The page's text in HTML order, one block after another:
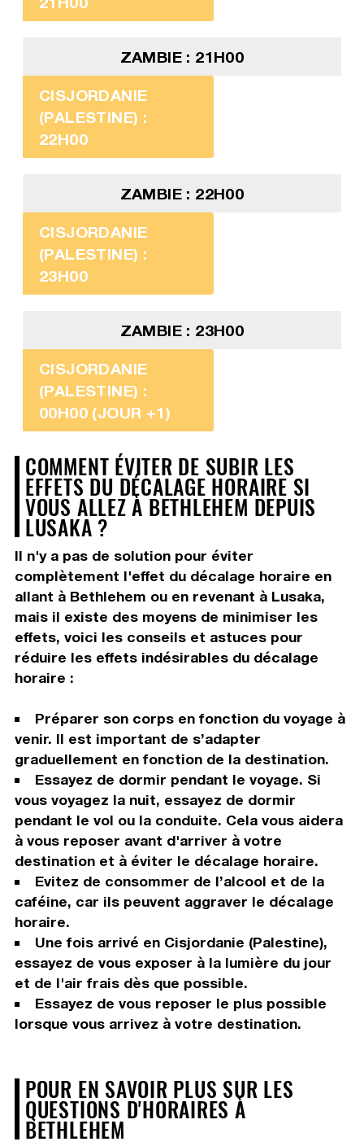
ZAMBIE : 21H00
CISJORDANIE
(PALESTINE) :
22H00
ZAMBIE : 22H00
CISJORDANIE
(PALESTINE) :
23H00
ZAMBIE : 23H00
CISJORDANIE
(PALESTINE) :
00H00 (JOUR +1)
COMMENT ÉVITER DE SUBIR LES
EFFETS DU DÉCALAGE HORAIRE SI
VOUS ALLEZ À BETHLEHEM DEPUIS
LUSAKA ?
Il n'y a pas de solution pour éviter
complètement l'effet du décalage horaire en
allant à Bethlehem ou en revenant à Lusaka,
mais il existe des moyens de minimiser les
effets, voici les conseils et astuces pour
réduire les effets indésirables du décalage
horaire :
Préparer son corps en fonction du voyage à
venir. Il est important de s’adapter
graduellement en fonction de la destination.
Essayez de dormir pendant le voyage. Si
vous voyagez la nuit, essayez de dormir
pendant le vol ou la conduite. Cela vous aidera
à vous reposer avant d'arriver à votre
destination et à éviter le décalage horaire.
Evitez de consommer de l’alcool et de la
caféine, car ils peuvent aggraver le décalage
horaire.
Une fois arrivé en Cisjordanie (Palestine),
essayez de vous exposer à la lumière du jour
et de l'air frais dès que possible.
Essayez de vous reposer le plus possible
lorsque vous arrivez à votre destination.
POUR EN SAVOIR PLUS SUR LES
QUESTIONS D'HORAIRES À
BETHLEHEM